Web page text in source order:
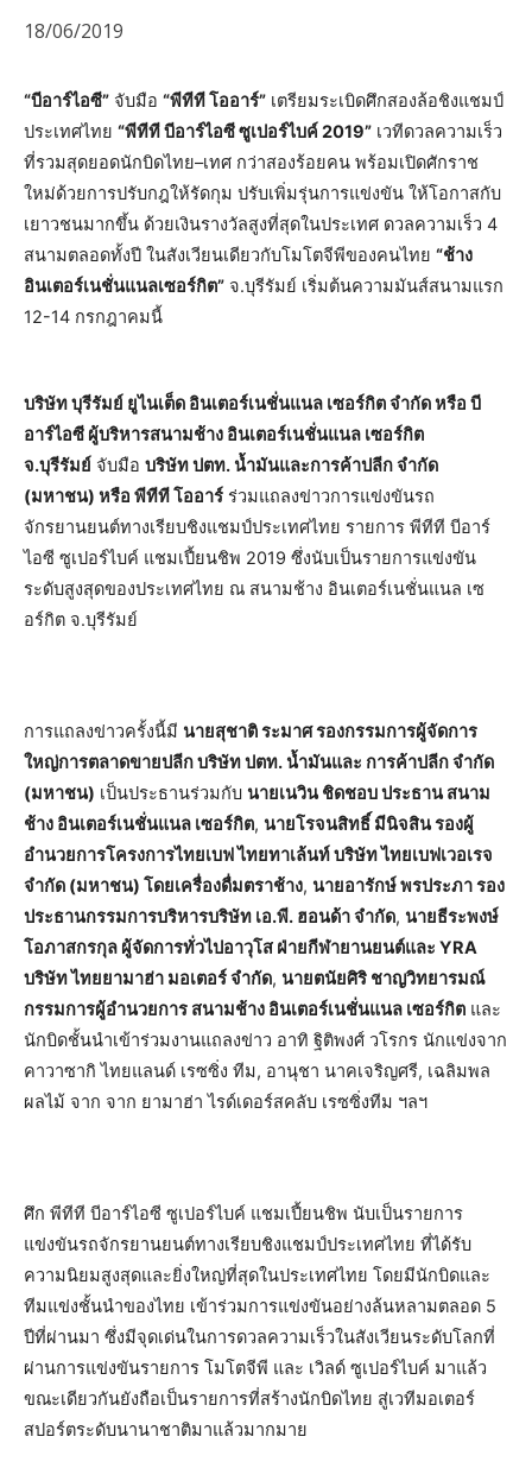
18/06/2019
“บีอาร์ไอซี” จับมือ “พีทีที โออาร์” เตรียมระเบิดศึกสองล้อชิงแชมป์
ประเทศไทย “พีทีที บีอาร์ไอซี ซูเปอร์ไบค์ 2019” เวทีดวลความเร็ว
ที่รวมสุดยอดนักบิดไทย–เทศ กว่าสองร้อยคน พร้อมเปิดศักราช
ใหม่ด้วยการปรับกฎให้รัดกุม ปรับเพิ่มรุ่นการแข่งขัน ให้โอกาสกับ
เยาวชนมากขึ้น ด้วยเงินรางวัลสูงที่สุดในประเทศ ดวลความเร็ว 4
สนามตลอดทั้งปี ในสังเวียนเดียวกับโมโตจีพีของคนไทย “ช้าง
อินเตอร์เนชั่นแนลเซอร์กิต” จ.บุรีรัมย์ เริ่มต้นความมันส์สนามแรก
12-14 กรกฎาคมนี้
บริษัท บุรีรัมย์ ยูไนเต็ด อินเตอร์เนชั่นแนล เซอร์กิต จำกัด หรือ บี
อาร์ไอซี ผู้บริหารสนามช้าง อินเตอร์เนชั่นแนล เซอร์กิต
จ.บุรีรัมย์ จับมือ บริษัท ปตท. น้ำมันและการค้าปลีก จำกัด
(มหาชน) หรือ พีทีที โออาร์ ร่วมแถลงข่าวการแข่งขันรถ
จักรยานยนต์ทางเรียบชิงแชมป์ประเทศไทย รายการ พีทีที บีอาร์
ไอซี ซูเปอร์ไบค์ แชมเปี้ยนชิพ 2019 ซึ่งนับเป็นรายการแข่งขัน
ระดับสูงสุดของประเทศไทย ณ สนามช้าง อินเตอร์เนชั่นแนล เซ
อร์กิต จ.บุรีรัมย์
การแถลงข่าวครั้งนี้มี นายสุชาติ ระมาศ รองกรรมการผู้จัดการ
ใหญ่การตลาดขายปลีก บริษัท ปตท. น้ำมันและ การค้าปลีก จำกัด
(มหาชน) เป็นประธานร่วมกับ นายเนวิน ชิดชอบ ประธาน สนาม
ช้าง อินเตอร์เนชั่นแนล เซอร์กิต, นายโรจนสิทธิ์ มีนิจสิน รองผู้
อำนวยการโครงการไทยเบฟ ไทยทาเล้นท์ บริษัท ไทยเบฟเวอเรจ
จำกัด (มหาชน) โดยเครื่องดื่มตราช้าง, นายอารักษ์ พรประภา รอง
ประธานกรรมการบริหารบริษัท เอ.พี. ฮอนด้า จำกัด, นายธีระพงษ์
โอภาสกรกุล ผู้จัดการทั่วไปอาวุโส ฝ่ายกีฬายานยนต์และ YRA
บริษัท ไทยยามาฮ่า มอเตอร์ จำกัด, นายตนัยศิริ ชาญวิทยารมณ์
กรรมการผู้อำนวยการ สนามช้าง อินเตอร์เนชั่นแนล เซอร์กิต และ
นักบิดชั้นนำเข้าร่วมงานแถลงข่าว อาทิ ฐิติพงศ์ วโรกร นักแข่งจาก
คาวาซากิ ไทยแลนด์ เรซซิ่ง ทีม, อานุชา นาคเจริญศรี, เฉลิมพล
ผลไม้ จาก จาก ยามาฮ่า ไรด์เดอร์สคลับ เรซซิ่งทีม ฯลฯ
ศึก พีทีที บีอาร์ไอซี ซูเปอร์ไบค์ แชมเปี้ยนชิพ นับเป็นรายการ
แข่งขันรถจักรยานยนต์ทางเรียบชิงแชมป์ประเทศไทย ที่ได้รับ
ความนิยมสูงสุดและยิ่งใหญ่ที่สุดในประเทศไทย โดยมีนักบิดและ
ทีมแข่งชั้นนำของไทย เข้าร่วมการแข่งขันอย่างล้นหลามตลอด 5
ปีที่ผ่านมา ซึ่งมีจุดเด่นในการดวลความเร็วในสังเวียนระดับโลกที่
ผ่านการแข่งขันรายการ โมโตจีพี และ เวิลด์ ซูเปอร์ไบค์ มาแล้ว
ขณะเดียวกันยังถือเป็นรายการที่สร้างนักบิดไทย สู่เวทีมอเตอร์
สปอร์ตระดับนานาชาติมาแล้วมากมาย